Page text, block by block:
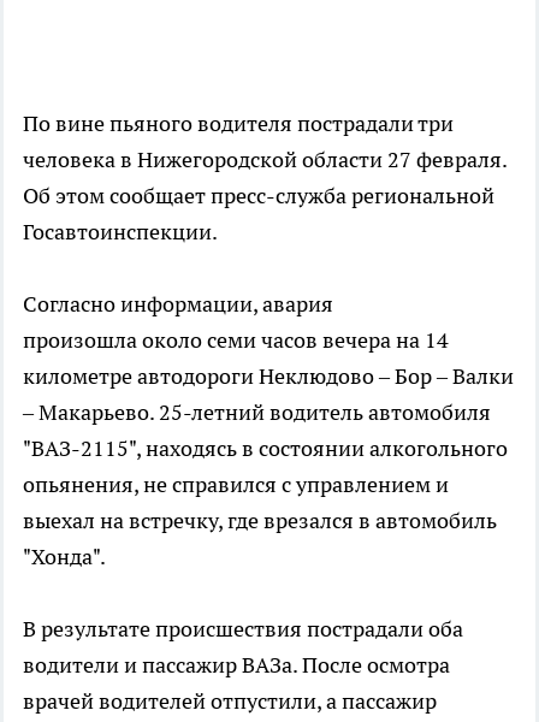
По вине пьяного водителя пострадали три
человека в Нижегородской области 27 февраля.
Об этом сообщает пресс-служба региональной
Госавтоинспекции.
Согласно информации, авария
произошла около семи часов вечера на 14
километре автодороги Неклюдово – Бор – Валки
– Макарьево. 25-летний водитель автомобиля
"ВАЗ-2115", находясь в состоянии алкогольного
опьянения, не справился с управлением и
выехал на встречку, где врезался в автомобиль
"Хонда".
В результате происшествия пострадали оба
водители и пассажир ВАЗа. После осмотра
врачей водителей отпустили, а пассажир